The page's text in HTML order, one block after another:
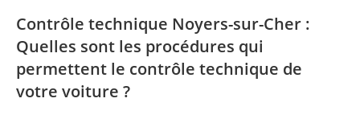
Contrôle technique Noyers-sur-Cher :
Quelles sont les procédures qui
permettent le contrôle technique de
votre voiture ?